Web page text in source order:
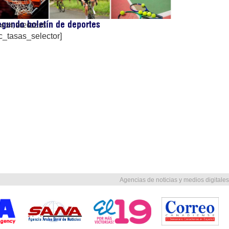
boletín de deportes
24, 202612:25
Agencias de noticias y medios digitales